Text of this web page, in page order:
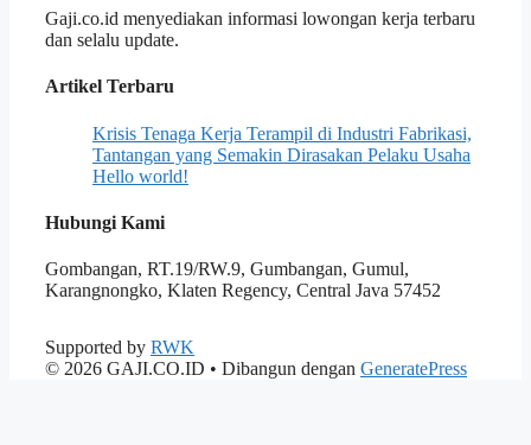
Gaji.co.id menyediakan informasi lowongan kerja terbaru
dan selalu update.
Artikel Terbaru
Krisis Tenaga Kerja Terampil di Industri Fabrikasi,
Tantangan yang Semakin Dirasakan Pelaku Usaha
Hello world!
Hubungi Kami
Gombangan, RT.19/RW.9, Gumbangan, Gumul,
Karangnongko, Klaten Regency, Central Java 57452
Supported by RWK
© 2026 GAJI.CO.ID • Dibangun dengan GeneratePress